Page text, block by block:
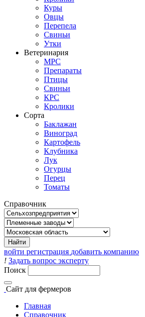
Куры
Овцы
Перепела
Свиньи
Утки
Ветеринария
МРС
Препараты
Птицы
Свиньи
КРС
Кролики
Сорта
Баклажан
Виноград
Картофель
Клубника
Лук
Огурцы
Перец
Томаты
Справочник
войти регистрация добавить компанию
! Задать вопрос эксперту
Поиск
Сайт для фермеров
Главная
Справочник